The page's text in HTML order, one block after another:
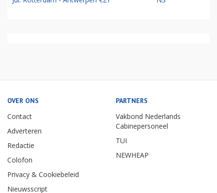
OVER ONS
Contact
Adverteren
Redactie
Colofon
Privacy & Cookiebeleid
Nieuwsscript
PARTNERS
Vakbond Nederlands
Cabinepersoneel
TUI
NEWHEAP